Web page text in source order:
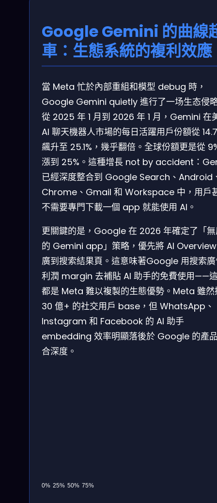
Google Gemini 的曲線
車：生態系統的複利效應
當 Meta 忙於內部重組和模型 debug 時，
Google Gemini quietly 進行了一场生态侵
從 2025 年 1 月到 2026 年 1 月，Gemini 在
AI 聊天機器人市場的每日活躍用戶份額從
飆升至 25.1%，幾乎翻倍。全球份額更是從
漲到 25%。這種增長 not by accident：
已經深度整合到 Google Search、Android
Chrome、Gmail 和 Workspace 中，用戶
不需要專門下載一個 app 就能使用 AI。
更關鍵的是，Google 在 2026 年確定了「
的 Gemini app」策略，優先將 AI
廣到搜索結果頁。這意味著Google 用搜索
利潤 margin 去補貼 AI 助手的免費使用——
都是 Meta 難以複製的生態優勢。Meta 雖然
30 億+ 的社交用戶 base，但 WhatsApp、
Instagram 和 Facebook 的 AI 助手
embedding 效率明顯落後於 Google 的產
合深度。
0% 25% 50% 75%